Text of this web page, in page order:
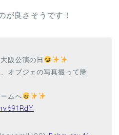
が良さそうです！
阪公演の日
オブジェの写真撮って帰
ムへ